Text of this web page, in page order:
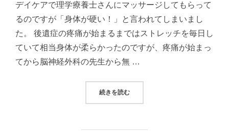
デイケアで理学療養士さんにマッサージしてもらって
るのですが「身体が硬い！」と言われてしまいまし
た。 後遺症の疼痛が始まるまではストレッチを毎日し
ていて相当身体が柔らかったのですが、疼痛が始まっ
てから脳神経外科の先生から無 …
続きを読む“身体が硬すぎる”